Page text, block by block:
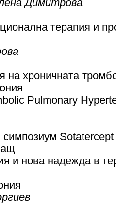
Димитрова
терапия и
на хроничната
Pulmonary
и нова надежда в